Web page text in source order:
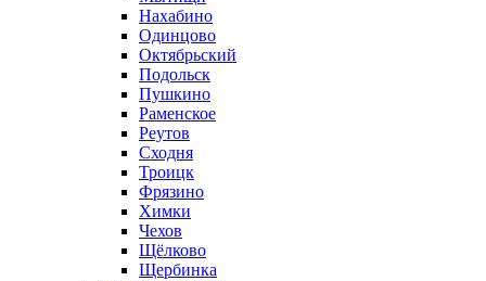
Нахабино
Одинцово
Октябрьский
Подольск
Пушкино
Раменское
Реутов
Сходня
Троицк
Фрязино
Химки
Чехов
Щёлково
Щербинка